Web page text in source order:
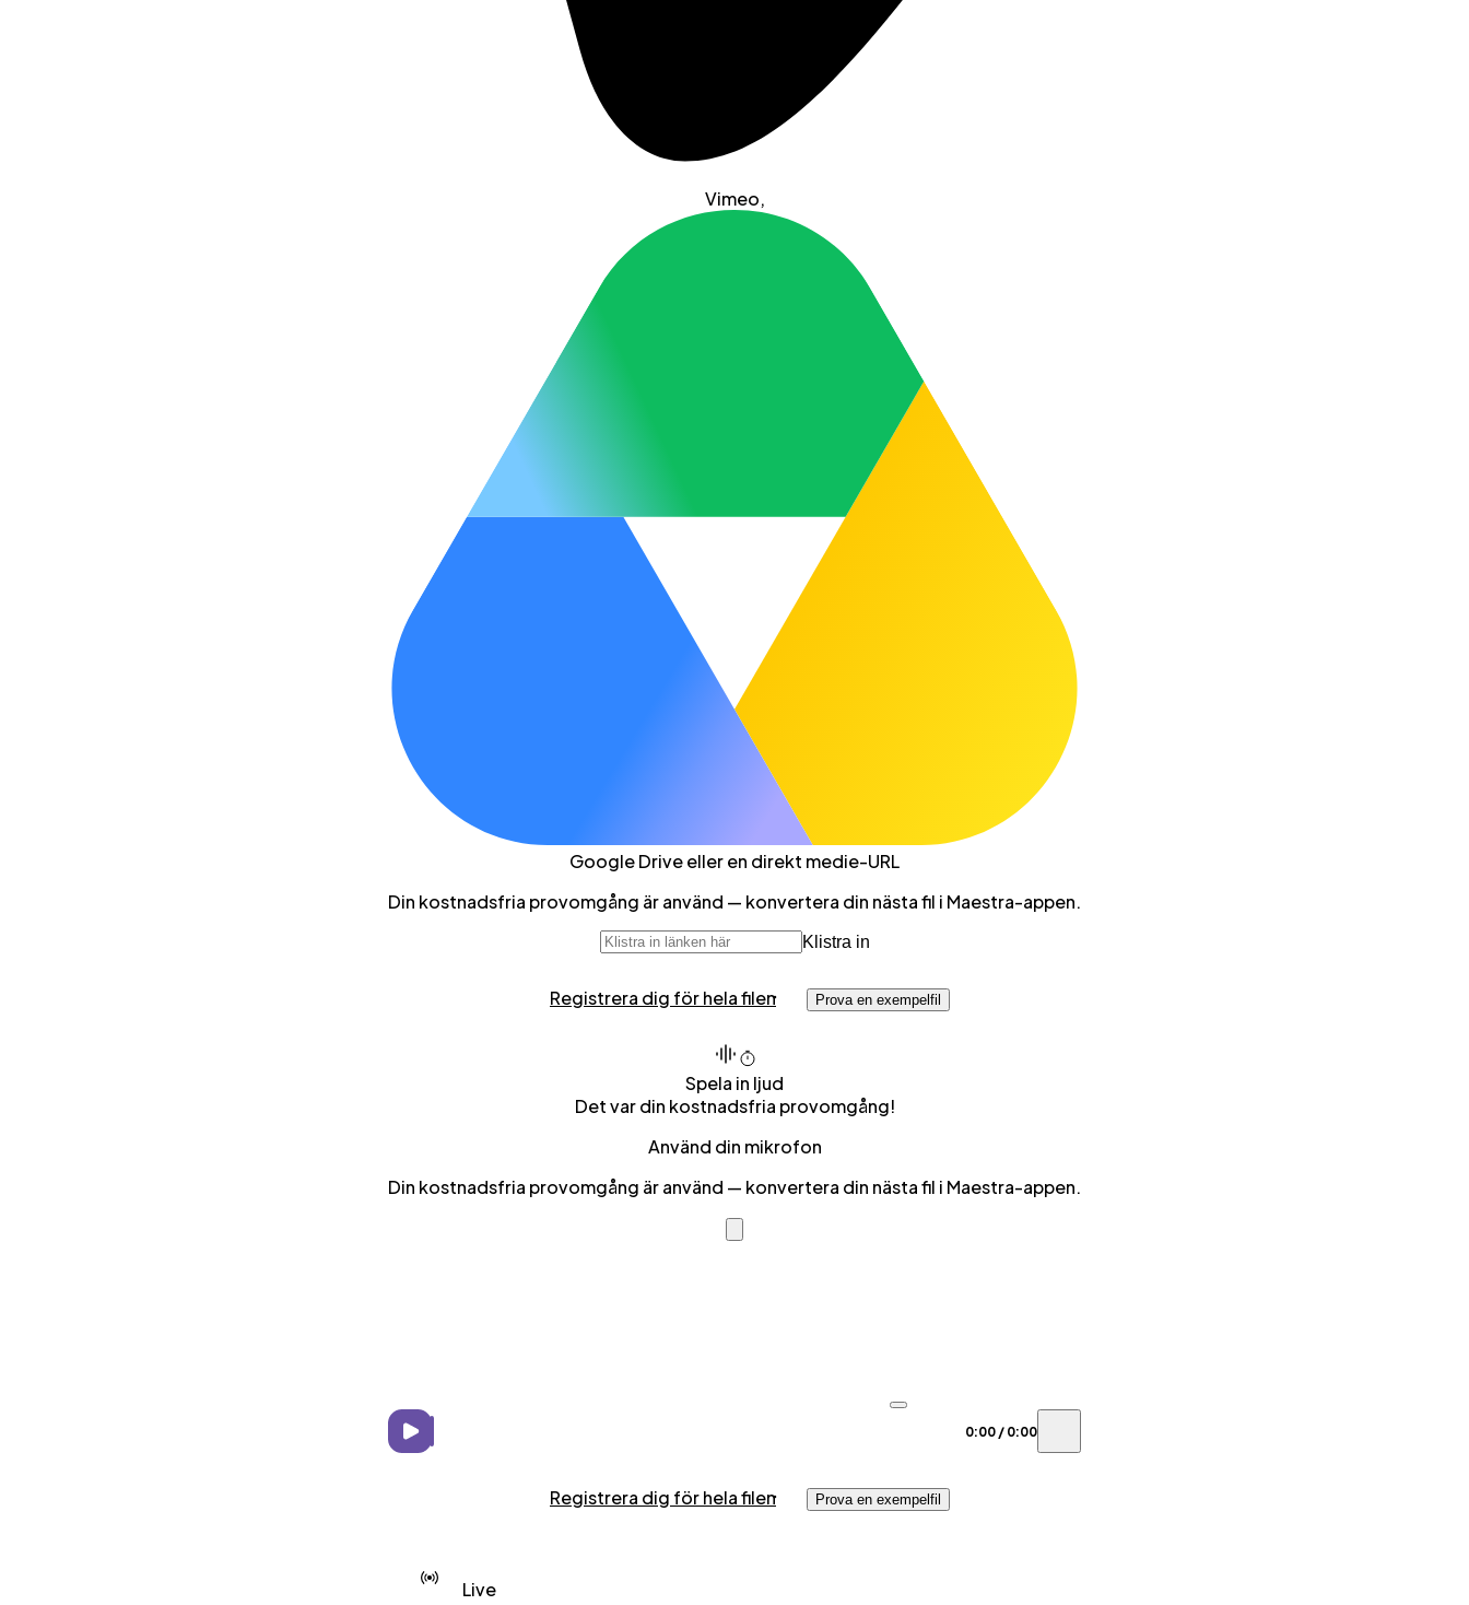
Vimeo,
Google Driveeller en direkt medie-URL
Din kostnadsfria provomgång är använd — konvertera din nästa fil i Maestra-appen.
Klistra in
Registrera dig för hela filen Prova en exempelfil
Spela in ljud
Det var din kostnadsfria provomgång!
Använd din mikrofon
Din kostnadsfria provomgång är använd — konvertera din nästa fil i Maestra-appen.
0:00 / 0:00
Registrera dig för hela filen Prova en exempelfil
Live